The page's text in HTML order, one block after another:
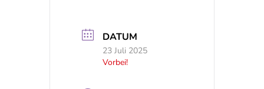
DATUM
23 Juli 2025
Vorbei!